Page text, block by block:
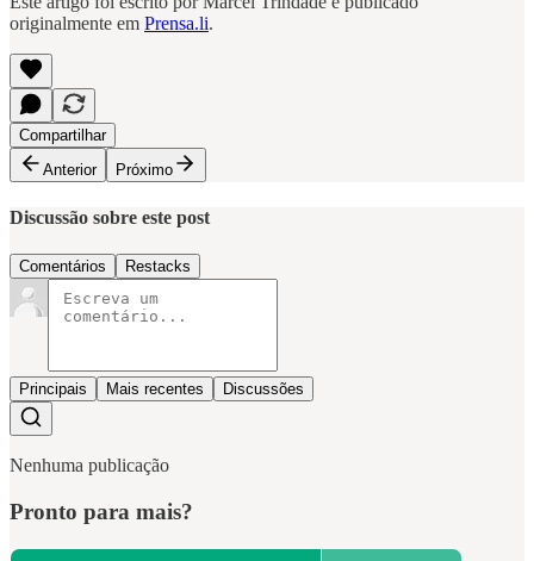
originalmente em Prensa.li.
Compartilhar
Anterior
Próximo
Discussão sobre este post
Comentários Restacks
Principais Mais recentes Discussões
Nenhuma publicação
Pronto para mais?